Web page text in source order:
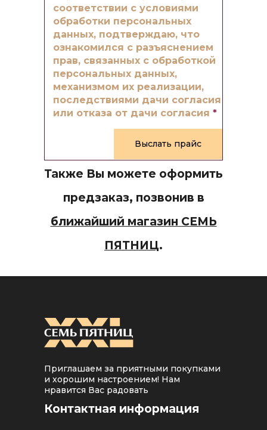
соответствии с условиями
обработки персональных
данных, подтверждаю, что
ознакомился с разъяснением
прав, связанных с обработкой
персональных данных,
механизмом их реализации,
последствиями дачи согласия
или отказа от дачи согласия *
Также Вы можете оформить
предзаказ, позвонив в
ближайший магазин СЕМЬ
ПЯТНИЦ.
Приглашаем за приятными покупками
и хорошим настроением! Нам
нравится Вас радовать
Контактная информация